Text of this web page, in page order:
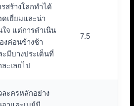
รสร้างโลกทำได้
ดเยี่ยมและน่า
ใจ แต่การดำเนิน
องค่อนข้างช้า
ะมีบางประเด็นที่
ละเลยไป
7.5
ละครหลักอย่าง